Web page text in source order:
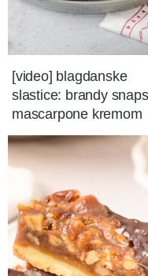
[video] blagdanske
slastice: brandy
mascarpone kremom